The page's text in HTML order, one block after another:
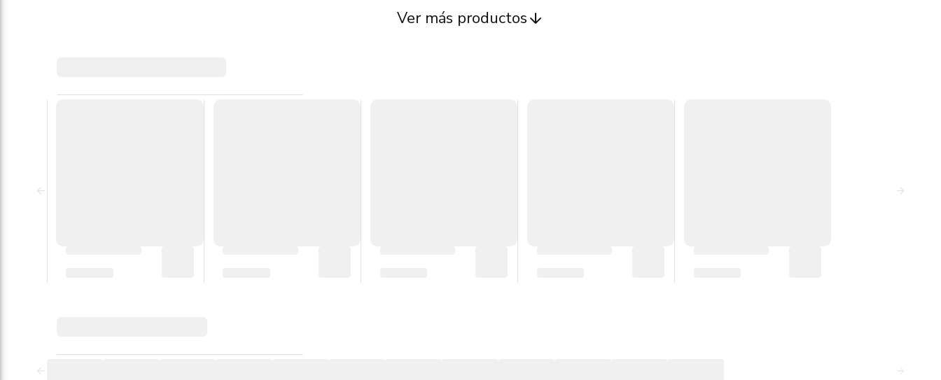
Ver más productos